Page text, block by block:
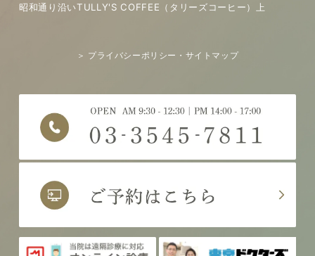
昭和通り沿いTULLY'S COFFEE（タリーズコーヒー）上
＞ プライバシーポリシー・サイトマップ